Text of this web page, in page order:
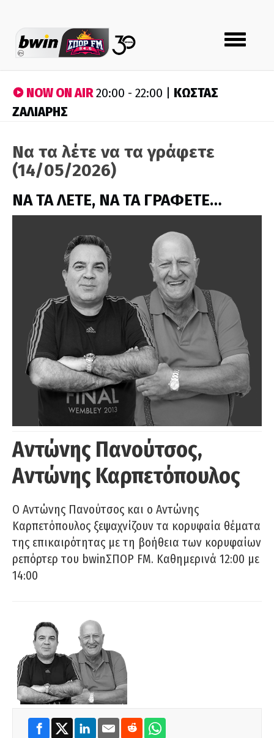
Toggle
navigation
NOW ON AIR20:00 - 22:00 | ΚΩΣΤΑΣ
ΖΑΛΙΑΡΗΣ
Να τα λέτε να τα γράφετε
(14/05/2026)
ΝΑ ΤΑ ΛΕΤΕ, ΝΑ ΤΑ ΓΡΑΦΕΤΕ…
Αντώνης Πανούτσος,
Αντώνης Καρπετόπουλος
Ο Αντώνης Πανούτσος και ο Αντώνης
Καρπετόπουλος ξεψαχνίζουν τα κορυφαία θέματα
της επικαιρότητας με τη βοήθεια των κορυφαίων
ρεπόρτερ του bwinΣΠΟΡ FM. Καθημερινά 12:00 με
14:00